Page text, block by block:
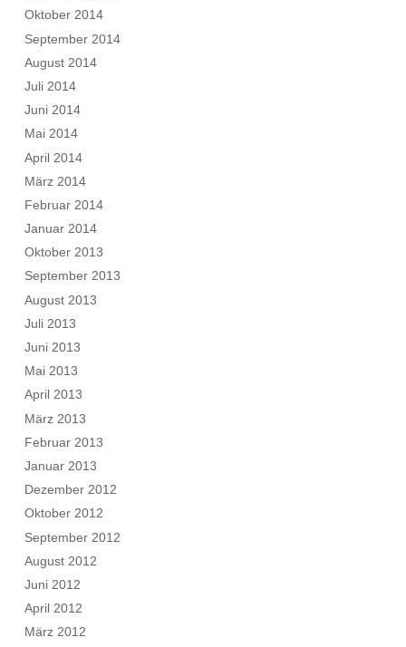
Oktober 2014
September 2014
August 2014
Juli 2014
Juni 2014
Mai 2014
April 2014
März 2014
Februar 2014
Januar 2014
Oktober 2013
September 2013
August 2013
Juli 2013
Juni 2013
Mai 2013
April 2013
März 2013
Februar 2013
Januar 2013
Dezember 2012
Oktober 2012
September 2012
August 2012
Juni 2012
April 2012
März 2012